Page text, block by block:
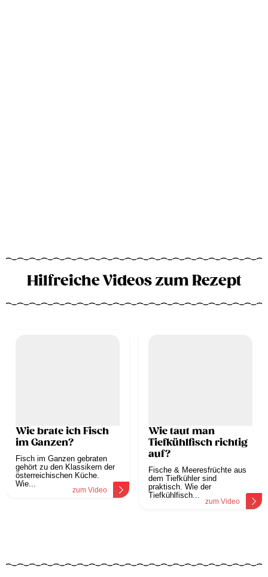
Hilfreiche Videos zum Rezept
Wie brate ich Fisch
im Ganzen?
Fisch im Ganzen gebraten
gehört zu den Klassikern der
österreichischen Küche.
Wie...
zum Video
Wie taut man
Tiefkühlfisch richtig
auf?
Fische & Meeresfrüchte aus
dem Tiefkühler sind
praktisch. Wie der
Tiefkühlfisch...
zum Video